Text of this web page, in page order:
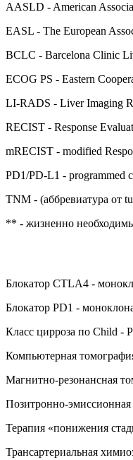
AASLD - American
EASL - The European
BCLC - Barcelona Clinic
ECOG PS - Eastern
LI-RADS - Liver Imaging
RECIST - Response
mRECIST - modified
PD1/PD-L1 - programmed
TNM - (аббревиатура от
** - жизненно
Блокатор CTLA4 -
Блокатор PD1 -
Класс цирроза по Child -
Компьютерная
Магнитно-резонансная
Позитронно-
Терапия «понижения
Трансартериальная